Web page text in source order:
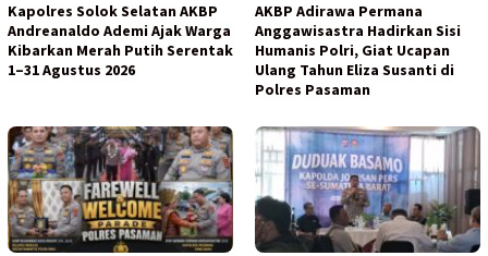
Kapolres Solok Selatan AKBP
Andreanaldo Ademi Ajak Warga
Kibarkan Merah Putih Serentak
1–31 Agustus 2026
AKBP Adirawa Permana
Anggawisastra Hadirkan Sisi
Humanis Polri, Giat Ucapan
Ulang Tahun Eliza Susanti di
Polres Pasaman